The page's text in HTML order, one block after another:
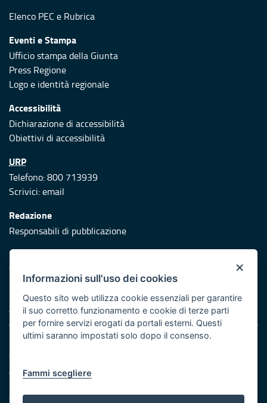
Elenco PEC e Rubrica
Eventi e Stampa
Ufficio stampa della Giunta
Press Regione
Logo e identità regionale
Accessibilità
Dichiarazione di accessibilità
Obiettivi di accessibilità
URP
Telefono: 800 713939
Scrivici:email
Redazione
Responsabili di pubblicazione
Protezione civile
Vai al sito di Protezione Civile Puglia
Iniziativa finanziata con risorse del POR Puglia 2014/2020 -
Asse XI
Note legali
Cookie e privacy
Atti di notifica
Servizi Intranet
×
Informazioni sull'uso dei cookies
Questo sito web utilizza cookie essenziali per garantire
il suo corretto funzionamento e cookie di terze parti
per fornire servizi erogati da portali esterni. Questi
ultimi saranno impostati solo dopo il consenso.
Fammi scegliere